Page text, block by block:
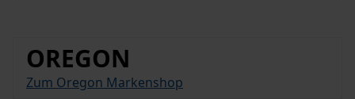
OREGON
Zum Oregon Markenshop